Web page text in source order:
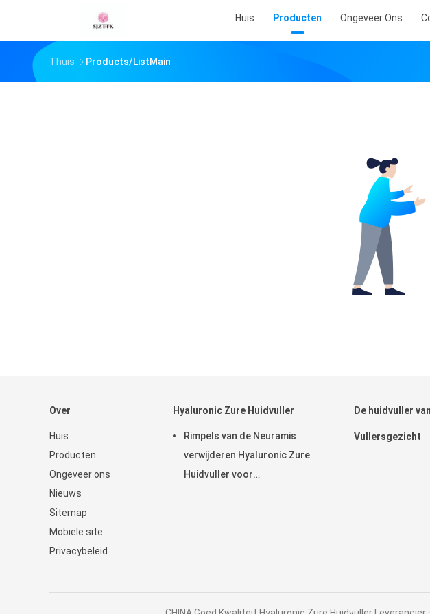
Huis Producten Ongeveer Ons
Thuis Products/ListMain
Over
Huis
Producten
Ongeveer ons
Nieuws
Sitemap
Mobiele site
Privacybeleid
Hyaluronic Zure Huidvuller
Rimpels van de Neuramis
verwijderen Hyaluronic Zure
Huidvuller voor
De huidvuller
Vullersgezicht